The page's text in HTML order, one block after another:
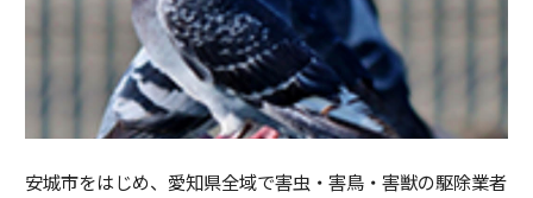
安城市をはじめ、愛知県全域で害虫・害鳥・害獣の駆除業者